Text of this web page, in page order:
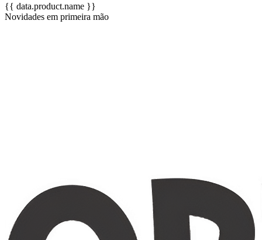
{{ data.product.name }}
Novidades em primeira mão